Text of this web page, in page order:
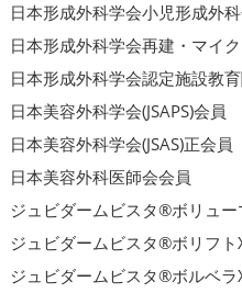
日本形成外科学会小児形成外
日本形成外科学会再建・マイ
日本形成外科学会認定施設教
日本美容外科学会(JSAPS)会員
日本美容外科学会(JSAS)正会員
日本美容外科医師会会員
ジュビダームビスタ®ボリュー
ジュビダームビスタ®ボリフト
ジュビダームビスタ®ボルベラ